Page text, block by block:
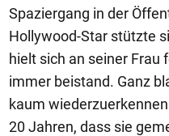
Spaziergang in der
Hollywood-Star stützte
hielt sich an seiner Frau
immer beistand. Ganz
kaum
20 Jahren, dass sie